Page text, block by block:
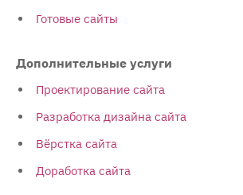
Готовые сайты
Дополнительные услуги
Проектирование сайта
Разработка дизайна сайта
Вёрстка сайта
Доработка сайта